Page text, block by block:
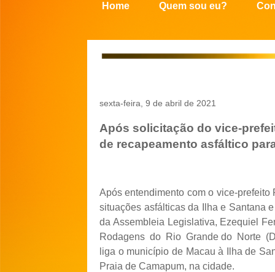
Home Quem sou eu?
sexta-feira, 9 de abril de 2021
Após solicitação do vice-
de recapeamento asfáltico
Após entendimento com o vice-
situações asfálticas da Ilha e Santana
da Assembleia Legislativa, Ezequiel
Rodagens do Rio Grande do Norte
liga o município de Macau à Ilha de
Praia de Camapum, na cidade.